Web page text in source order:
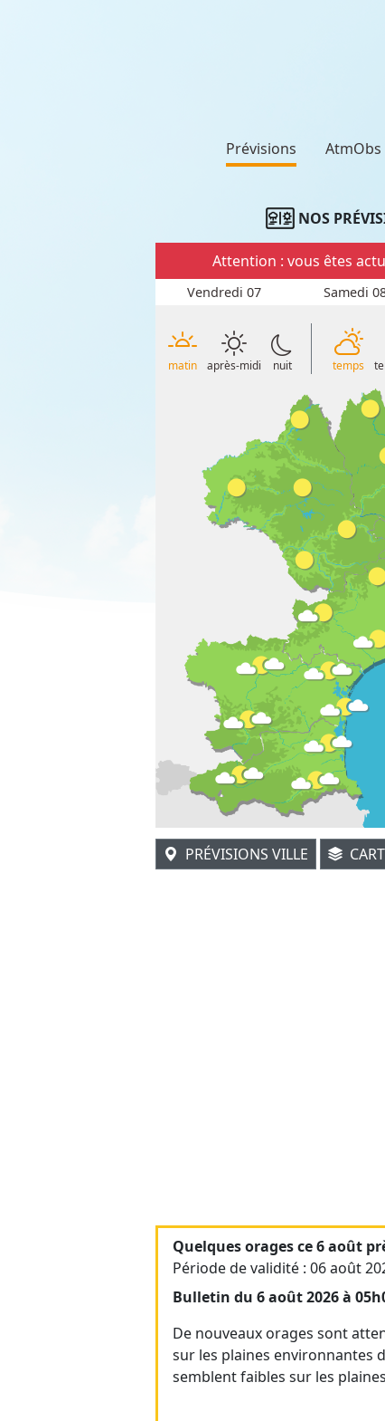
Prévisions AtmObs
NOS
Attention : vous êtes
Vendredi 07 Samedi
matin après-midi nuit temps
PRÉVISIONS VILLE
Quelques orages ce 6 août
Période de validité : 06 août
Bulletin du 6 août 2026 à
De nouveaux orages sont
sur les plaines environnantes
semblent faibles sur les